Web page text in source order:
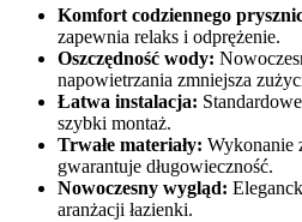
Komfort codziennego
zapewnia relaks i odprężenie.
Oszczędność wody:
napowietrzania zmniejsza
Łatwa instalacja:
szybki montaż.
Trwałe materiały: Wykonanie
gwarantuje długowieczność.
Nowoczesny wygląd:
aranżacji łazienki.